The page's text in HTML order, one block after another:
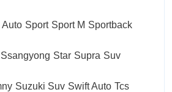
Auto Sport Sport M Sportback
Ssangyong Star Supra Suv
Suzuki Suv Swift Auto Tcs